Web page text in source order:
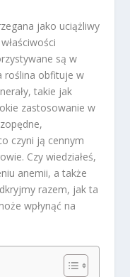
jako uciążliwy
są w
roślina obfituje w
takie jak
zastosowanie w
czyni ją cennym
Czy wiedziałeś,
anemii, a także
razem, jak ta
wpłynąć na